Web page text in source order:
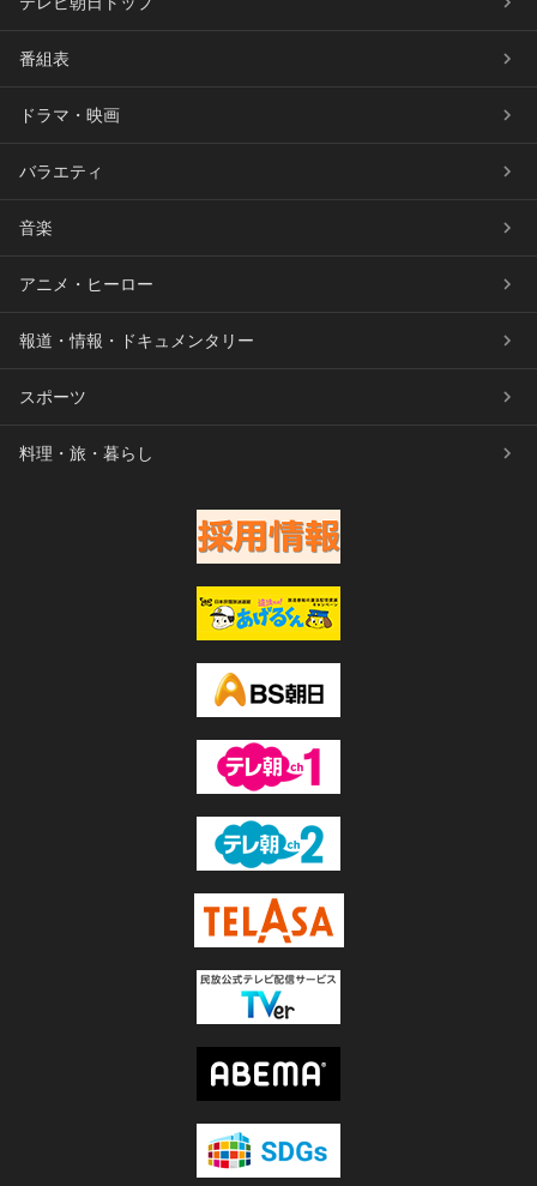
番組表
ドラマ・映画
バラエティ
音楽
アニメ・ヒーロー
報道・情報・ドキュメンタリー
スポーツ
料理・旅・暮らし